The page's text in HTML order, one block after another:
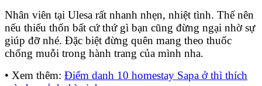
Nhân viên tại Ulesa rất nhanh nhẹn, nhiệt tình. Thế nên
nếu thiếu thốn bất cứ thứ gì bạn cũng đừng ngại nhờ sự
giúp đỡ nhé. Đặc biệt đừng quên mang theo thuốc
chống muỗi trong hành trang của mình nha.
• Xem thêm: Điểm danh 10 homestay Sapa ở thì thích